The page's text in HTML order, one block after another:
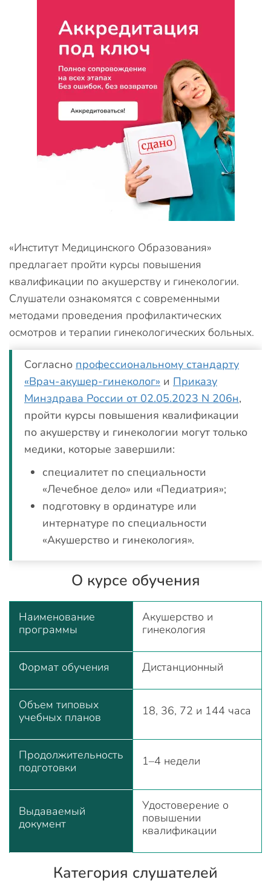
«Институт Медицинского Образования»
предлагает пройти курсы повышения
квалификации по акушерству и гинекологии.
Слушатели ознакомятся с современными
методами проведения профилактических
осмотров и терапии гинекологических больных.
Согласно профессиональному стандарту
«Врач-акушер-гинеколог» и Приказу
Минздрава России от 02.05.2023 N 206н,
пройти курсы повышения квалификации
по акушерству и гинекологии могут только
медики, которые завершили:
специалитет по специальности
«Лечебное дело» или «Педиатрия»;
подготовку в ординатуре или
интернатуре по специальности
«Акушерство и гинекология».
О курсе обучения
Наименование
программы
Акушерство и
гинекология
Формат обучения Дистанционный
Объем типовых
учебных планов
18, 36, 72 и 144 часа
Продолжительность
подготовки
1–4 недели
Выдаваемый
документ
Удостоверение о
повышении
квалификации
Категория слушателей